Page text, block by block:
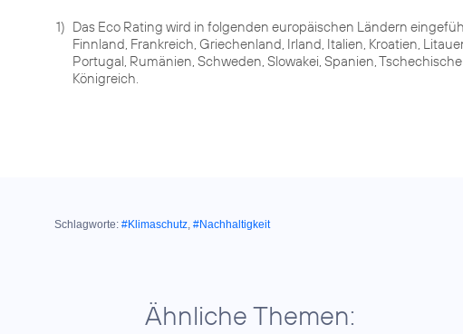
1) Das Eco Rating wird in folgenden europäischen Ländern
Finnland, Frankreich, Griechenland, Irland, Italien, Kroatien,
Portugal, Rumänien, Schweden, Slowakei, Spanien,
Königreich.
Schlagworte: #Klimaschutz, #Nachhaltigkeit
Ähnliche Themen: